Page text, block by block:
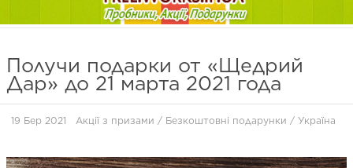
Получи подарки от «Щедрий
Дар» до 21 марта 2021 года
19 Бер 2021 Акції з призами / Безкоштовні подарунки / Україна